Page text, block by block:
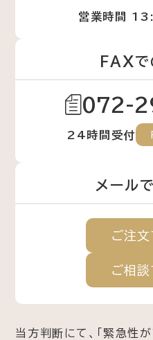
営業時間
FAXで
072-
24時間受付
メール
ご注文
ご相談
当方判断にて、「緊急性